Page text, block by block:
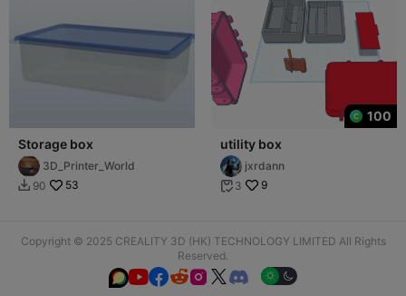
Storage box
3D_Printer_World
 90 53
100
utility box
jxrdann
 3 9
Copyright © 2025 CREALITY 3D (HK) TECHNOLOGY LIMITED All Rights
Reserved.
  